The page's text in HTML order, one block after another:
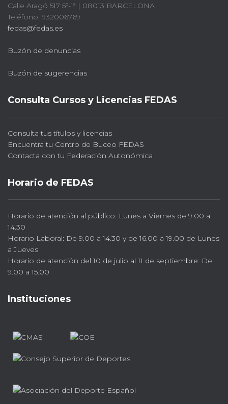
Calle Aragó 517 5º-1ª | 08013 BARCELONA
Teléfono: 932006769
fedas@fedas.es
Buzón de denuncias
Buzón de sugerencias
Consulta Cursos y Licencias FEDAS
Consulta tus títulos y licencias
Encuentra tu Centro de Buceo FEDAS
Contacta con tu Federación Autonómica
Horario de FEDAS
Horario de atención al público: Lunes a Viernes de 9.00 a
14.30
Horario Laboral: De 9.00 a 14.30 y de 16.00 a 19.00 de Lunes
a Jueves
Horario de atención del 10 de julio al 11 de septiembre: De
9.00 a 15.00
Instituciones